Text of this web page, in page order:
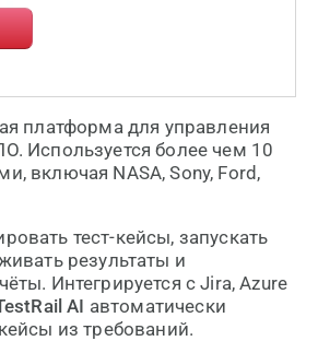
платформа для управления
Используется более чем 10
включая NASA, Sony, Ford,
тест-кейсы, запускать
результаты и
Интегрируется с Jira, Azure
AI автоматически
из требований.